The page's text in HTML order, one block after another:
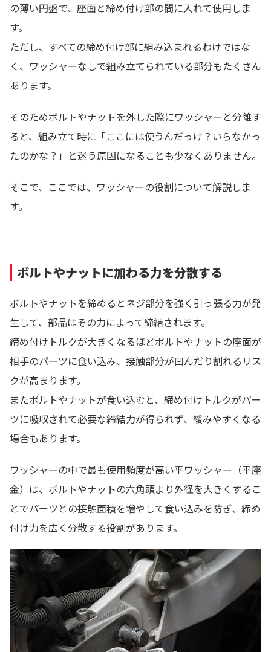
の薄い円盤で、座面と締め付け部の間に入れて使用しま
す。
ただし、すべての締め付け部に組み込まれるわけではな
く、ワッシャーなしで組み立てられている部分もたくさん
あります。
そのためボルトやナットを外した際にワッシャーと分離す
ると、組み立て時に「ここには使うんだっけ？いらなかっ
たのかな？」と迷う原因になることも少なくありません。
そこで、ここでは、ワッシャーの役割について解説しま
す。
ボルトやナットに加わる力を分散する
ボルトやナットを締めるとネジ部分を強く引っ張る力が発
生して、部品はその力によって締結されます。
締め付けトルクが大きくなるほどボルトやナットの座面が
相手のパーツに食い込み、接触部分が凹んだり割れるリス
クが高まります。
またボルトやナットが食い込むと、締め付けトルクがパー
ツに吸収されて必要な締結力が得られず、緩みやすくなる
場合もあります。
ワッシャーの中で最も使用頻度が高い平ワッシャー（平座
金）は、ボルトやナットの六角頭より外径を大きくするこ
とでパーツとの接触面積を増やして食い込みを防ぎ、締め
付け力を広く分散する役割があります。